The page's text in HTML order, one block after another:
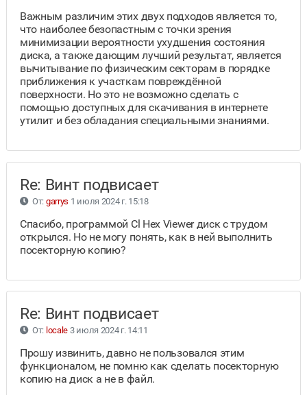
Важным различим этих двух подходов является то,
что наиболее безопастным с точки зрения
минимизации вероятности ухудшения состояния
диска, а также дающим лучший результат, является
вычитывание по физическим секторам в порядке
приближения к участкам повреждённой
поверхности. Но это не возможно сделать с
помощью доступных для скачивания в интернете
утилит и без обладания специальными знаниями.
Re: Винт подвисает
От: garrys 1 июля 2024 г. 15:18
Спасибо, программой Cl Hex Viewer диск с трудом
открылся. Но не могу понять, как в ней выполнить
посекторную копию?
Re: Винт подвисает
От: locale 3 июля 2024 г. 14:11
Прошу извинить, давно не пользовался этим
функционалом, не помню как сделать посекторную
копию на диск а не в файл.